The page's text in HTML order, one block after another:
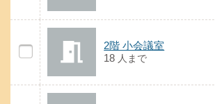
2階 小会議室
18 人 まで